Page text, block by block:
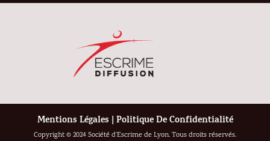
Mentions Légales | Politique De Confidentialité
Copyright © 2024 Société d’Escrime de Lyon. Tous droits réservés.